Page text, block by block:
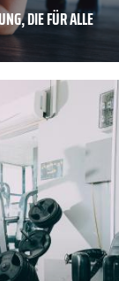
DIE FÜR ALLE